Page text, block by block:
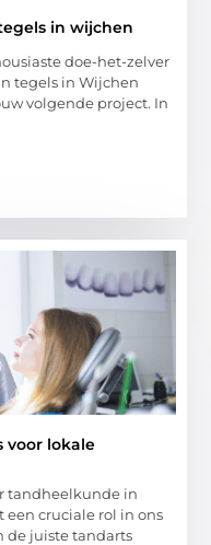
in wijchen
doe-het-zelver
tegels in Wijchen
volgende project. In
voor lokale
tandheelkunde in
cruciale rol in ons
de juiste tandarts